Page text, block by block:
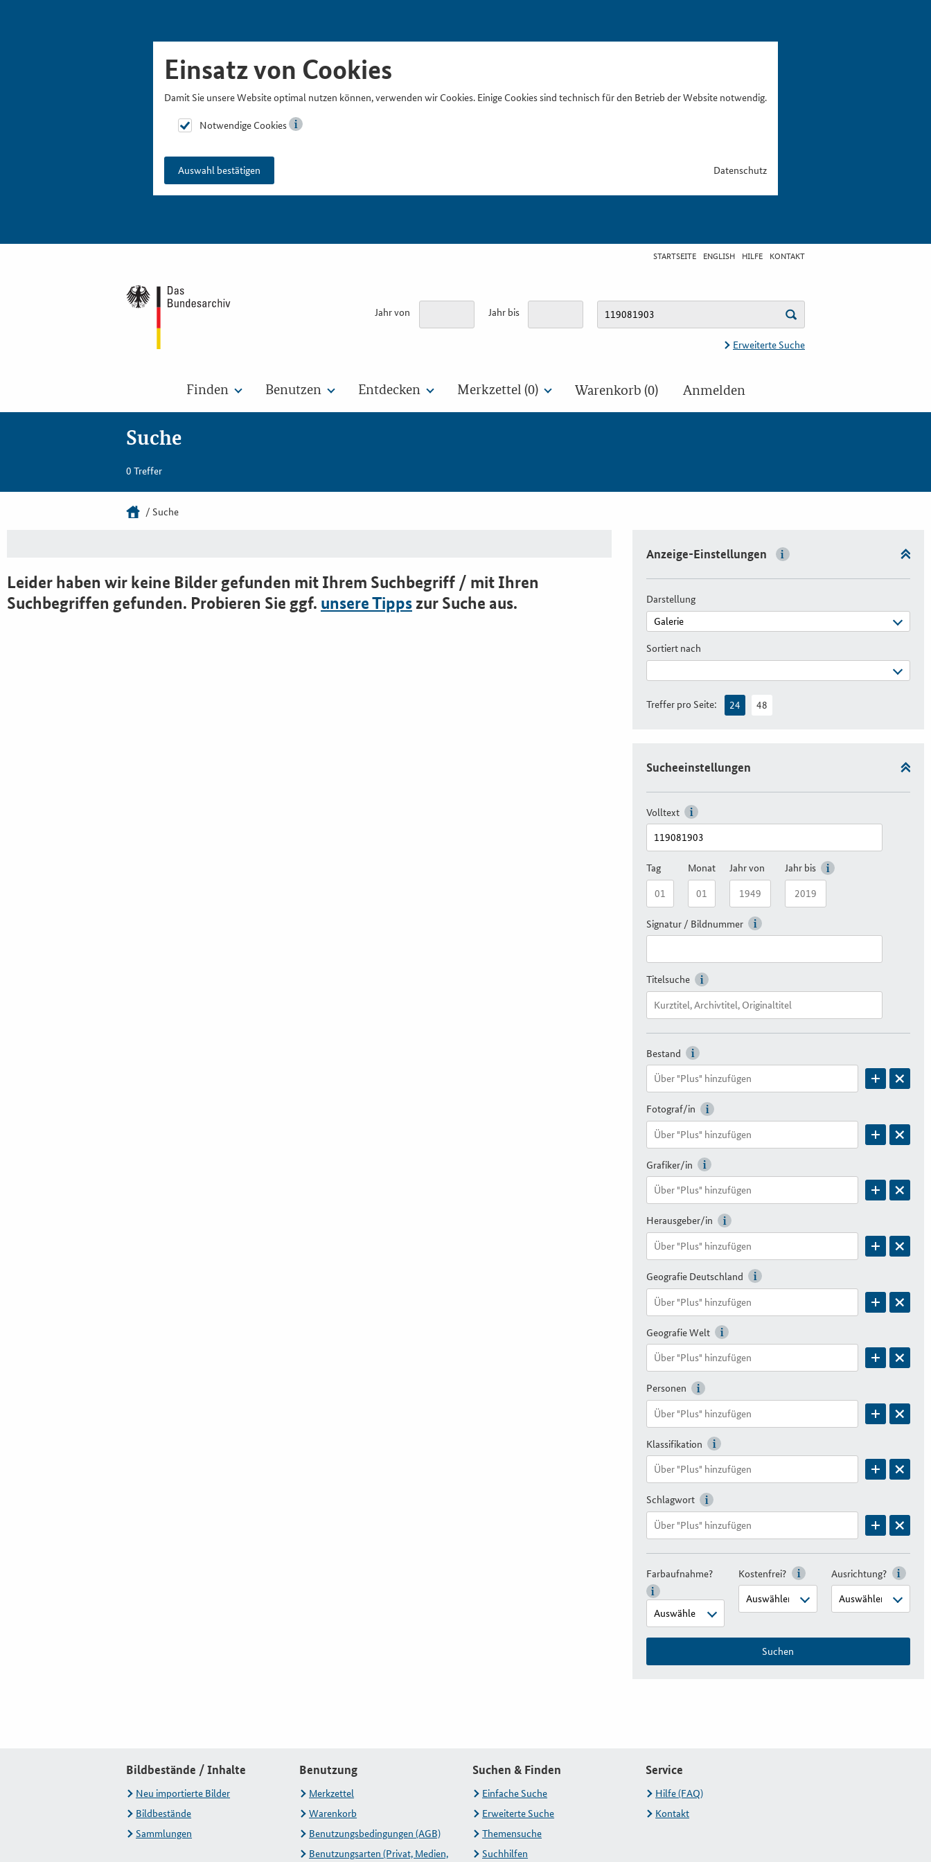
Einsatz von Cookies
Damit Sie unsere Website optimal nutzen können, verwenden wir Cookies. Einige Cookies sind technisch für den Betrieb der Website notwendig.
Notwendige Cookies
Auswahl bestätigen Datenschutz
STARTSEITE ENGLISH HILFE KONTAKT
Jahr von Jahr bis
Erweiterte Suche
Finden Benutzen Entdecken Merkzettel (0) Warenkorb (0) Anmelden
Suche
0 Treffer
Suche
Leider haben wir keine Bilder gefunden mit Ihrem Suchbegriff / mit Ihren
Suchbegriffen gefunden. Probieren Sie ggf. unsere Tippszur Suche aus.
Anzeige-Einstellungen
Darstellung
Sortiert nach
Treffer pro Seite: 24 48
Sucheeinstellungen
Volltext
Tag Monat Jahr von Jahr bis
Signatur / Bildnummer
Titelsuche
Bestand
Fotograf/in
Grafiker/in
Herausgeber/in
Geografie Deutschland
Geografie Welt
Personen
Klassifikation
Schlagwort
Farbaufnahme? Kostenfrei? Ausrichtung?
Suchen
Bildbestände / Inhalte
Neu importierte Bilder
Bildbestände
Sammlungen
Benutzung
Merkzettel
Warenkorb
Benutzungsbedingungen (AGB)
Benutzungsarten (Privat, Medien,
Suchen & Finden
Einfache Suche
Erweiterte Suche
Themensuche
Suchhilfen
Service
Hilfe (FAQ)
Kontakt